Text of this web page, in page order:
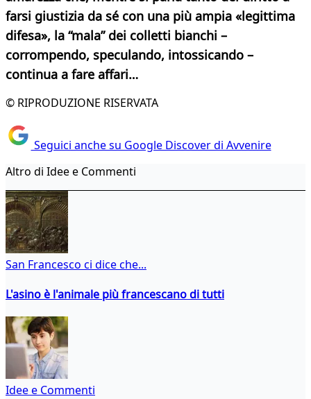
farsi giustizia da sé con una più ampia «legittima
difesa», la “mala” dei colletti bianchi –
corrompendo, speculando, intossicando –
continua a fare affari…
© RIPRODUZIONE RISERVATA
Seguici anche su Google Discover di Avvenire
Altro di Idee e Commenti
San Francesco ci dice che...
L'asino è l'animale più francescano di tutti
Idee e Commenti